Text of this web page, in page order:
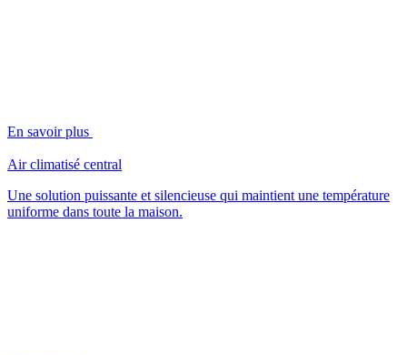
En savoir plus
Air climatisé central
Une solution puissante et silencieuse qui maintient une température
uniforme dans toute la maison.